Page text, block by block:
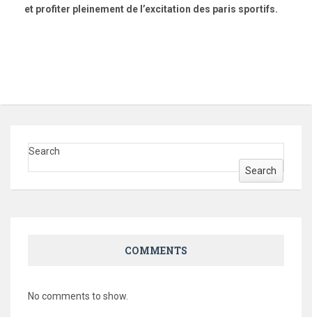
et profiter pleinement de l’excitation des paris sportifs.
Search
Search
COMMENTS
No comments to show.